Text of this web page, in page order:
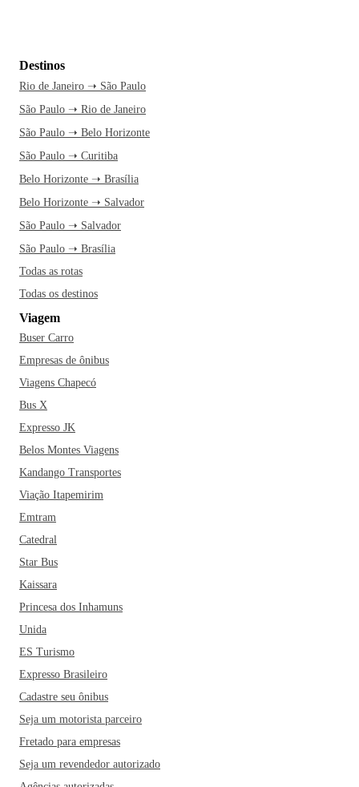
Destinos
Rio de Janeiro ➝ São Paulo
São Paulo ➝ Rio de Janeiro
São Paulo ➝ Belo Horizonte
São Paulo ➝ Curitiba
Belo Horizonte ➝ Brasília
Belo Horizonte ➝ Salvador
São Paulo ➝ Salvador
São Paulo ➝ Brasília
Todas as rotas
Todas os destinos
Viagem
Buser Carro
Empresas de ônibus
Viagens Chapecó
Bus X
Expresso JK
Belos Montes Viagens
Kandango Transportes
Viação Itapemirim
Emtram
Catedral
Star Bus
Kaissara
Princesa dos Inhamuns
Unida
ES Turismo
Expresso Brasileiro
Cadastre seu ônibus
Seja um motorista parceiro
Fretado para empresas
Seja um revendedor autorizado